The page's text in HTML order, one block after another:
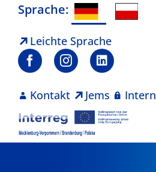
Zum
springen
Sprache:
Leichte Sprache
Kontakt Jems Intern